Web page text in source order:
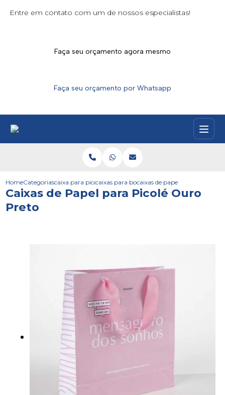
Entre em contato com um de nossos especialistas!
Faça seu orçamento agora mesmo
Faça seu orçamento por Whatsapp
HomeCategoriascaixa para picolescaixas para bombom gelado
caixas de papel para picole
Caixas de Papel para Picolé Ouro
Preto